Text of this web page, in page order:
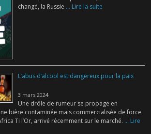
changé, la Russie ... Lire la suite
L’abus d’alcool est dangereux pour la paix
3 mars 2024
Une drôle de rumeur se propage en
bière contaminée mais commercialisée de force
Ti l’Or, arrivé récemment sur le marché. ... Lire